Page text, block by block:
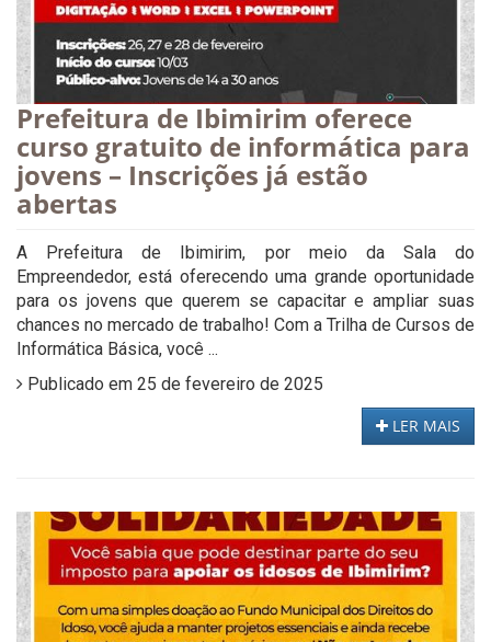
Prefeitura de Ibimirim oferece
curso gratuito de informática para
jovens – Inscrições já estão
abertas
A Prefeitura de Ibimirim, por meio da Sala do
Empreendedor, está oferecendo uma grande oportunidade
para os jovens que querem se capacitar e ampliar suas
chances no mercado de trabalho! Com a Trilha de Cursos de
Informática Básica, você ...
Publicado em 25 de fevereiro de 2025
LER MAIS